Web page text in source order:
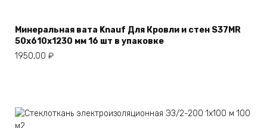
Минеральная вата Knauf Для Кровли и стен S37MR
50x610x1230 мм 16 шт в упаковке
1950,00 ₽